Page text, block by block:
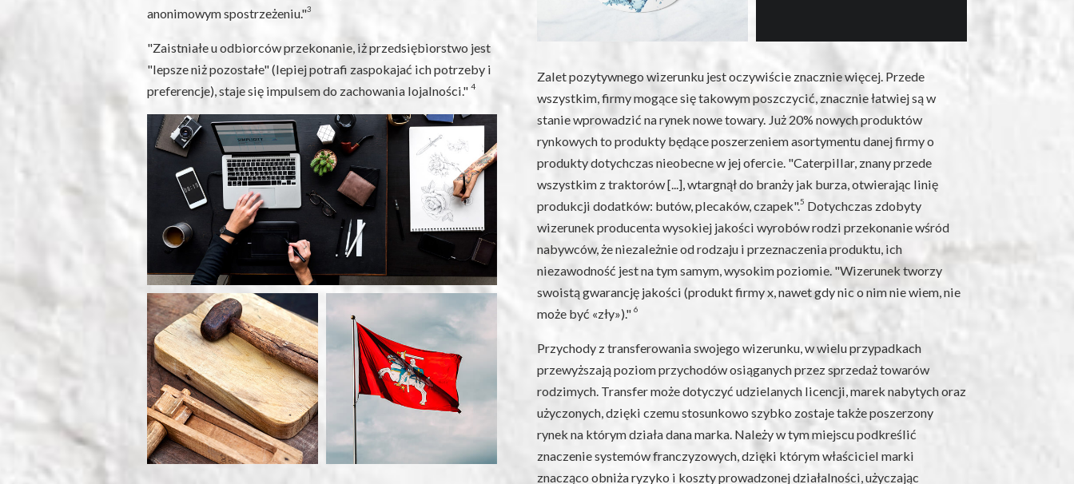
anonimowym spostrzeżeniu."3
"Zaistniałe u odbiorców przekonanie, iż przedsiębiorstwo jest
"lepsze niż pozostałe" (lepiej potrafi zaspokajać ich potrzeby i
preferencje), staje się impulsem do zachowania lojalności."4
Zalet pozytywnego wizerunku jest oczywiście znacznie więcej. Przede
wszystkim, firmy mogące się takowym poszczycić, znacznie łatwiej są w
stanie wprowadzić na rynek nowe towary. Już 20% nowych produktów
rynkowych to produkty będące poszerzeniem asortymentu danej firmy o
produkty dotychczas nieobecne w jej ofercie. "Caterpillar, znany przede
wszystkim z traktorów [...], wtargnął do branży jak burza, otwierając linię
produkcji dodatków: butów, plecaków, czapek".5 Dotychczas zdobyty
wizerunek producenta wysokiej jakości wyrobów rodzi przekonanie wśród
nabywców, że niezależnie od rodzaju i przeznaczenia produktu, ich
niezawodność jest na tym samym, wysokim poziomie. "Wizerunek tworzy
swoistą gwarancję jakości (produkt firmy x, nawet gdy nic o nim nie wiem, nie
może być «zły»)." 6
Przychody z transferowania swojego wizerunku, w wielu przypadkach
przewyższają poziom przychodów osiąganych przez sprzedaż towarów
rodzimych. Transfer może dotyczyć udzielanych licencji, marek nabytych oraz
użyczonych, dzięki czemu stosunkowo szybko zostaje także poszerzony
rynek na którym działa dana marka. Należy w tym miejscu podkreślić
znaczenie systemów franczyzowych, dzięki którym właściciel marki
znacząco obniża ryzyko i koszty prowadzonej działalności, użyczając